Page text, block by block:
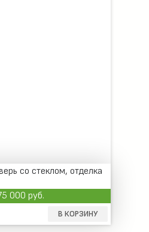
со стеклом, отделка
000 руб.
В КОРЗИНУ